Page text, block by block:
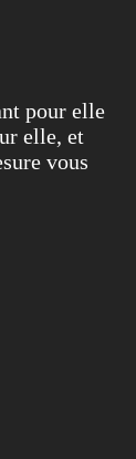
pour elle
elle, et
vous